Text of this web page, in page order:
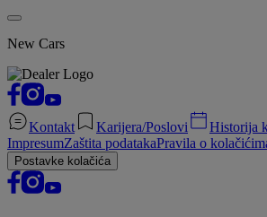
New Cars
Kontakt Karijera/Poslovi
Historija
ImpresumZaštita podatakaPravila o
Postavke kolačića